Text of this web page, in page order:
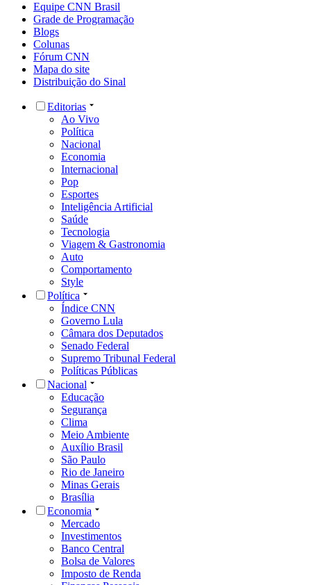
Equipe CNN Brasil
Grade de Programação
Blogs
Colunas
Fórum CNN
Mapa do site
Distribuição do Sinal
Editorias
Ao Vivo
Política
Nacional
Economia
Internacional
Pop
Esportes
Inteligência Artificial
Saúde
Tecnologia
Viagem & Gastronomia
Auto
Comportamento
Style
Política
Índice CNN
Governo Lula
Câmara dos Deputados
Senado Federal
Supremo Tribunal Federal
Políticas Públicas
Nacional
Educação
Segurança
Clima
Meio Ambiente
Auxílio Brasil
São Paulo
Rio de Janeiro
Minas Gerais
Brasília
Economia
Mercado
Investimentos
Banco Central
Bolsa de Valores
Imposto de Renda